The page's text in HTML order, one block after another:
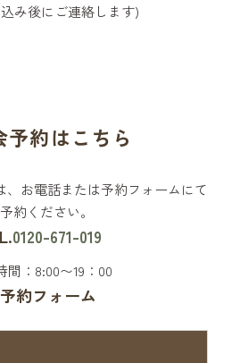
み後にご連絡します)
予約はこちら
、お電話または予約フォームにて
約ください。
0120-671-019
間：8:00〜19：00
約フォーム